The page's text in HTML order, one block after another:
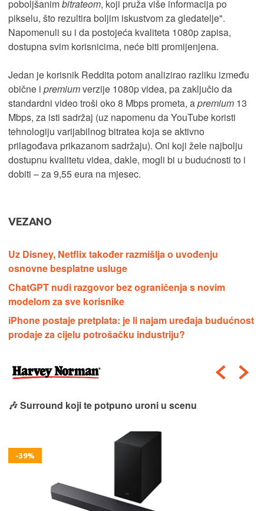
poboljšanimbitrateom, koji pruža više informacija po
pikselu, što rezultira boljim iskustvom za gledatelje".
Napomenuli su i da postojeća kvaliteta 1080p zapisa,
dostupna svim korisnicima, neće biti promijenjena.
Jedan je korisnik Reddita potom analizirao razliku između
obične i premiumverzije 1080p videa, pa zaključio da
standardni video troši oko 8 Mbps prometa, apremium 13
Mbps, za isti sadržaj (uz napomenu da YouTube koristi
tehnologiju varijabilnog bitratea koja se aktivno
prilagođava prikazanom sadržaju). Oni koji žele najbolju
dostupnu kvalitetu videa, dakle, mogli bi u budućnosti to i
dobiti – za 9,55 eura na mjesec.
VEZANO
Uz Disney, Netflix također razmišlja o uvođenju
osnovne besplatne usluge
ChatGPT nudi razgovor bez ograničenja s novim
modelom za sve korisnike
iPhone postaje pretplata: je li najam uređaja budućnost
prodaje za cijelu potrošačku industriju?
🎶 Surround koji te potpuno uroni u scenu
-39%